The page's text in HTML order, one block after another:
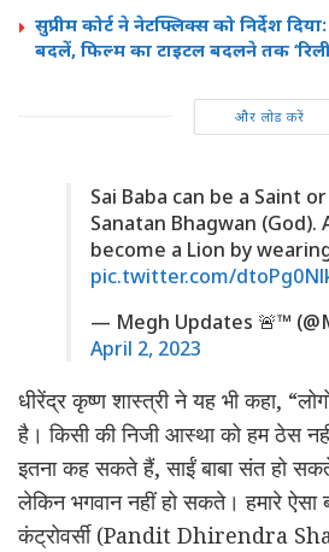
सुप्रीम कोर्ट ने नेटफ्लिक्स को निर्देश
बदलें, फिल्म का टाइटल बदलने तक
और लोड करें
Sai Baba can be a Saint
Sanatan Bhagwan (God).
become a Lion by
pic.twitter.com/
— Megh Updates 🚨™
April 2, 2023
धीरेंद्र कृष्ण शास्त्री ने यह भी कहा,
है। किसी की निजी आस्था को हम ठेस
इतना कह सकते हैं, साईं बाबा संत हो
लेकिन भगवान नहीं हो सकते। हमारे
कंट्रोवर्सी (Pandit Dhirendra